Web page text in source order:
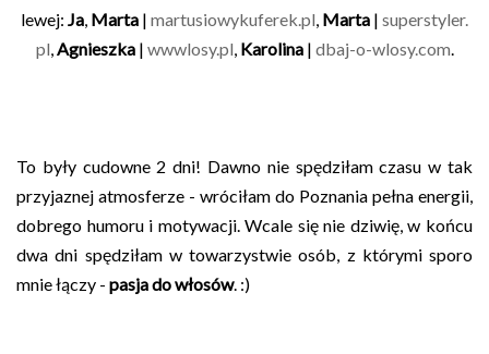
lewej: Ja Marta | martusiowykuferek.pl Marta | superstyler.
pl Agnieszka| wwwlosy.pl Karolina| dbaj-o-wlosy.com
To były cudowne 2 dni! Dawno nie spędziłam czasu w tak
przyjaznej atmosferze - wróciłam do Poznania pełna energii,
dobrego humoru i motywacji. Wcale się nie dziwię, w końcu
dwa dni spędziłam w towarzystwie osób, z którymi sporo
mnie łączy - pasja do włosów. :)